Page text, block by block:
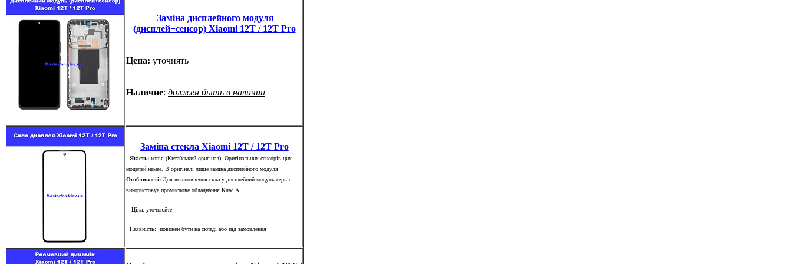
Заміна дисплейного модуля
(дисплей+сенсор) Xiaomi 12T / 12T Pro
Цена: уточнять
Наличие: должен быть в наличии
Заміна стекла Xiaomi 12T / 12T Pro
Якість: копія (Китайський оригінал). Оригінальних сенсорів цих
моделей немає. В оригіналі лише заміна дисплейного модуля
Особливості: Для встановлення скла у дисплейний модуль сервіс
використовує промислове обладнання Клас А.
Ціна: уточнюйте
Наявність: повинен бути на складі або під замовлення